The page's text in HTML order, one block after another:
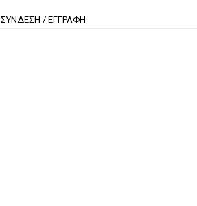
ΣΥΝΔΕΣΗ / ΕΓΓΡΑΦΗ